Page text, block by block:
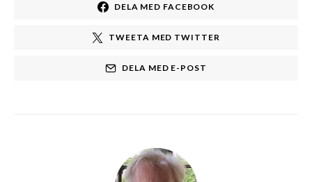
DELA MED FACEBOOK
TWEETA MED TWITTER
DELA MED E-POST